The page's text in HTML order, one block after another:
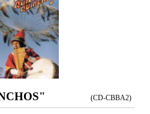
(CD-CBBA2)